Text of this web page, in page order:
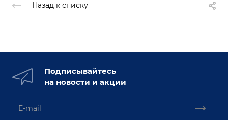
Назад к списку
Подписывайтесь
на новости и акции